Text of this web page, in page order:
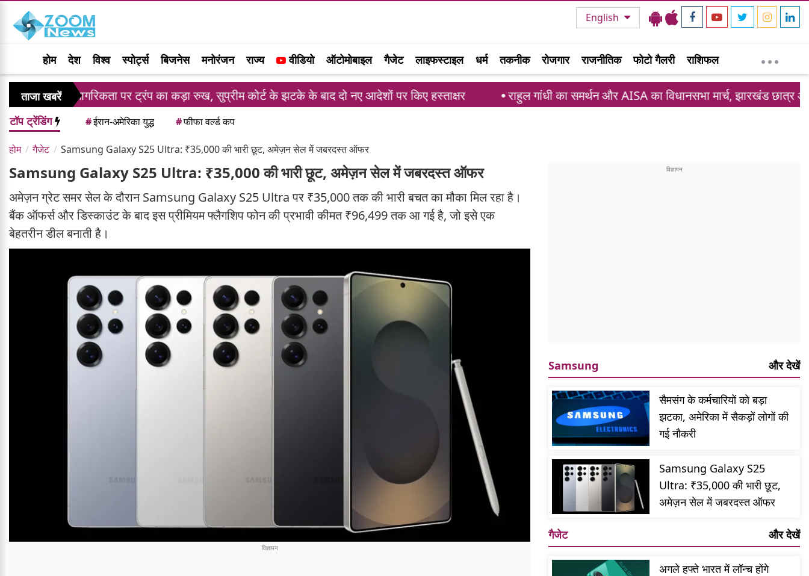
English
होम देश विश्व स्पोर्ट्स बिजनेस मनोरंजन राज्य वीडियो ऑटोमोबाइल गैजेट लाइफस्टाइल धर्म तकनीक रोजगार राजनीतिक फोटो गैलरी राशिफल
ताजा खबरें
नागरिकता पर ट्रंप का कड़ा रुख, सुप्रीम कोर्ट के झटके के बाद दो नए आदेशों पर किए हस्ताक्षर राहुल गांधी का समर्थन और AISA का विधानसभा मार्च, झारखंड छात्र आंदोलन में नया
टॉप ट्रेंडिंग #ईरान-अमेरिका युद्ध #फीफा वर्ल्ड कप
होम गैजेट Samsung Galaxy S25 Ultra: ₹35,000 की भारी छूट, अमेज़न सेल में जबरदस्त ऑफर
Samsung Galaxy S25 Ultra: ₹35,000 की भारी छूट, अमेज़न सेल में जबरदस्त ऑफर
अमेज़न ग्रेट समर सेल के दौरान Samsung Galaxy S25 Ultra पर ₹35,000 तक की भारी बचत का मौका मिल रहा है।
बैंक ऑफर्स और डिस्काउंट के बाद इस प्रीमियम फ्लैगशिप फोन की प्रभावी कीमत ₹96,499 तक आ गई है, जो इसे एक
बेहतरीन डील बनाती है।
Samsung और देखें
सैमसंग के कर्मचारियों को बड़ा
झटका, अमेरिका में सैकड़ों लोगों की
गई नौकरी
Samsung Galaxy S25
Ultra: ₹35,000 की भारी छूट,
अमेज़न सेल में जबरदस्त ऑफर
गैजेट और देखें
अगले हफ्ते भारत में लॉन्च होंगे